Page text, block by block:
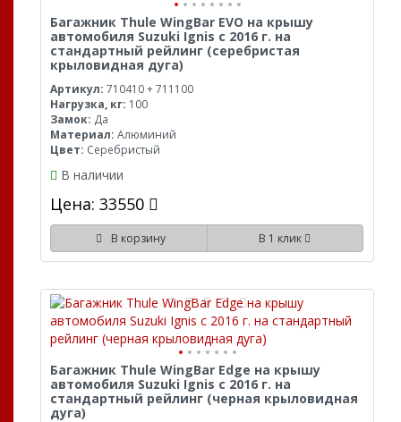
Багажник Thule WingBar EVO на крышу
автомобиля Suzuki Ignis с 2016 г. на
стандартный рейлинг (серебристая
крыловидная дуга)
Артикул: 710410 + 711100
Нагрузка, кг: 100
Замок: Да
Материал: Алюминий
Цвет: Серебристый
В наличии
Цена: 33550
В корзину В 1 клик
Багажник Thule WingBar Edge на крышу
автомобиля Suzuki Ignis с 2016 г. на
стандартный рейлинг (черная крыловидная
дуга)